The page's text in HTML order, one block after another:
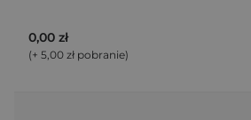
0,00 zł
(+ 5,00 zł pobranie)